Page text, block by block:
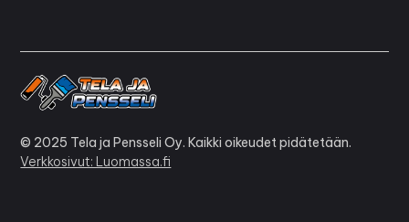
© 2025 Tela ja Pensseli Oy. Kaikki oikeudet pidätetään.
Verkkosivut: Luomassa.fi